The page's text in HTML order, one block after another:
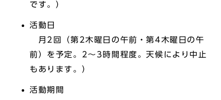
です。）
活動日
月2回（第2木曜日の午前・第4木曜日の午
前）を予定。2～3時間程度。天候により中止
もあります。）
活動期間